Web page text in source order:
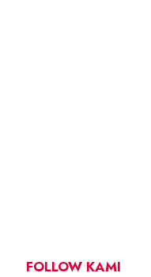
FOLLOW KAMI